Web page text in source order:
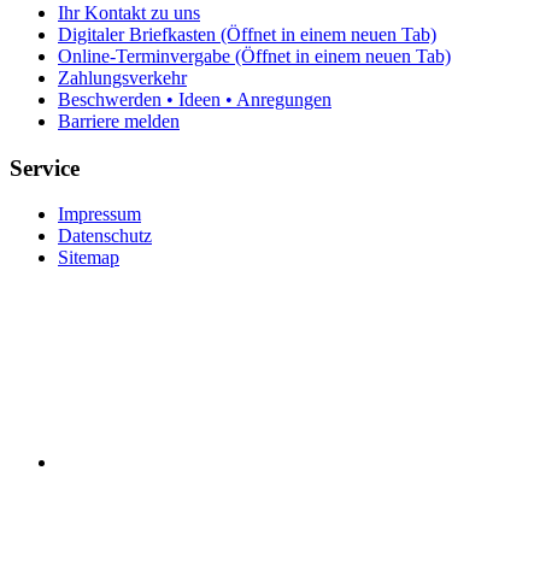
Ihr Kontakt zu uns
Digitaler Briefkasten (Öffnet in einem neuen Tab)
Online-Terminvergabe (Öffnet in einem neuen Tab)
Zahlungsverkehr
Beschwerden • Ideen • Anregungen
Barriere melden
Service
Impressum
Datenschutz
Sitemap